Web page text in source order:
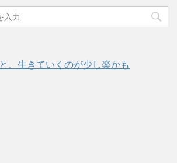
、生きていくのが少し楽かも